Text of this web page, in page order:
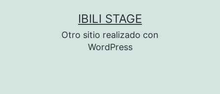
IBILI STAGE
Otro sitio realizado con
WordPress